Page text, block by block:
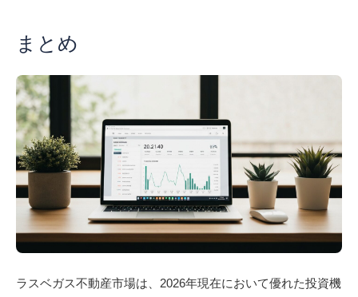
まとめ
ラスベガス不動産市場は、2026年現在において優れた投資機